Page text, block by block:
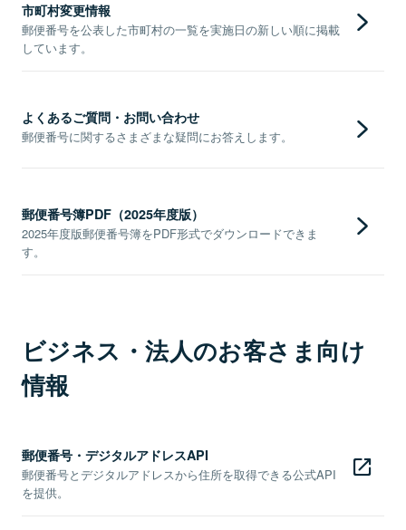
市町村変更情報
郵便番号を公表した市町村の一覧を実施日の新しい順に掲載
しています。
よくあるご質問・お問い合わせ
郵便番号に関するさまざまな疑問にお答えします。
郵便番号簿PDF（2025年度版）
2025年度版郵便番号簿をPDF形式でダウンロードできま
す。
ビジネス・法人のお客さま向け
情報
郵便番号・デジタルアドレスAPI
郵便番号とデジタルアドレスから住所を取得できる公式API
を提供。